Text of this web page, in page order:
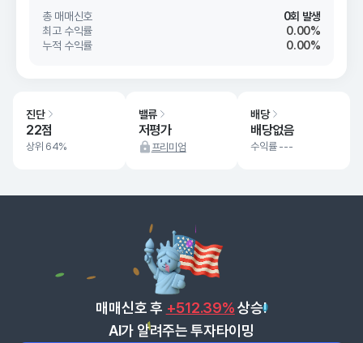
***.**
총 매매신호
0회 발생
최고 수익률
0.00%
누적 수익률
0.00%
진단
22점
상위 64%
밸류
저평가
프리미엄
배당
배당없음
수익률 ---
매매신호 후 +512.39% 상승!
AI가 알려주는 투자타이밍